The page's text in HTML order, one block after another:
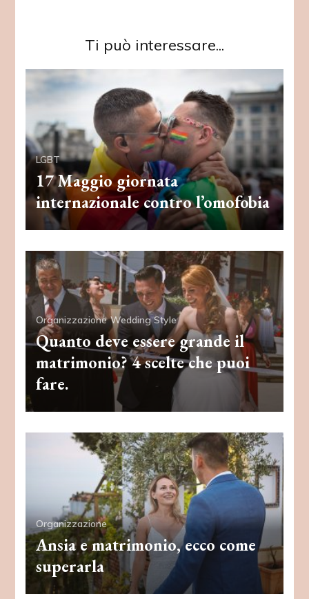
Ti può interessare...
LGBT
17 Maggio giornata
internazionale contro l’omofobia
Organizzazione Wedding Style
Quanto deve essere grande il
matrimonio? 4 scelte che puoi
fare.
Organizzazione
Ansia e matrimonio, ecco come
superarla